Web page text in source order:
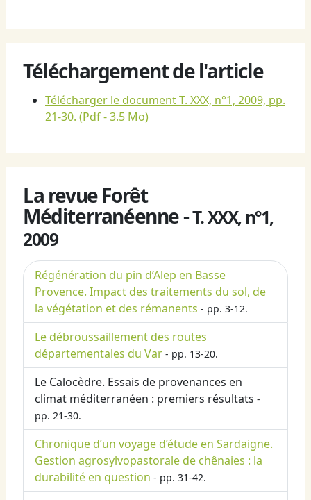
Téléchargement de l'article
Télécharger le document T. XXX, n°1, 2009, pp.
21-30. (Pdf - 3.5 Mo)
La revue Forêt
Méditerranéenne -T. XXX, n°1,
2009
Régénération du pin d’Alep en Basse
Provence. Impact des traitements du sol, de
la végétation et des rémanents - pp. 3-12.
Le débroussaillement des routes
départementales du Var - pp. 13-20.
Le Calocèdre. Essais de provenances en
climat méditerranéen : premiers résultats -
pp. 21-30.
Chronique d’un voyage d’étude en Sardaigne.
Gestion agrosylvopastorale de chênaies : la
durabilité en question - pp. 31-42.